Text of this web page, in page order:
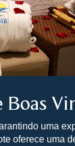
Boas
uma
oferece uma